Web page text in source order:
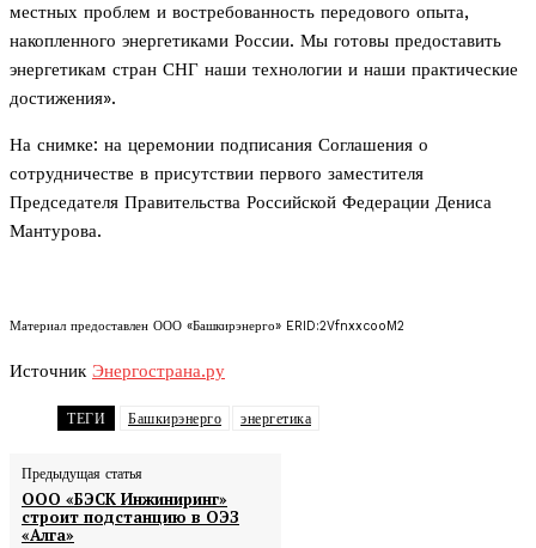
местных проблем и востребованность передового опыта,
накопленного энергетиками России. Мы готовы предоставить
энергетикам стран СНГ наши технологии и наши практические
достижения».
На снимке: на церемонии подписания Соглашения о
сотрудничестве в присутствии первого заместителя
Председателя Правительства Российской Федерации Дениса
Мантурова.
Материал предоставлен ООО «Башкирэнерго» ERID:2VfnxxcooM2
Источник Энергострана.ру
ТЕГИ Башкирэнерго энергетика
Предыдущая статья
ООО «БЭСК Инжиниринг»
строит подстанцию в ОЭЗ
«Алга»